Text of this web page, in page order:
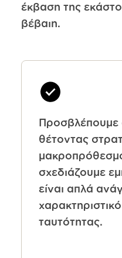
έκβαση της
βέβαιη.
Προσβλέπουμε
θέτοντας
σχεδιάζουμε
είναι απλά
ταυτότητας.